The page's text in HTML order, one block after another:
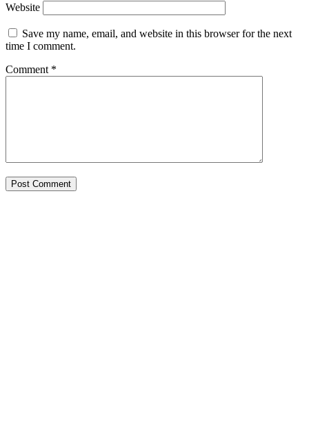
Website
Save my name, email, and website in this browser for the next
time I comment.
Comment *